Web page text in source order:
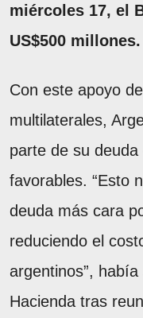
miércoles 17, el
US$500 millones.
Con este apoyo
multilaterales,
parte de su
favorables. “Esto
deuda más cara
reduciendo el
argentinos”,
Hacienda tras